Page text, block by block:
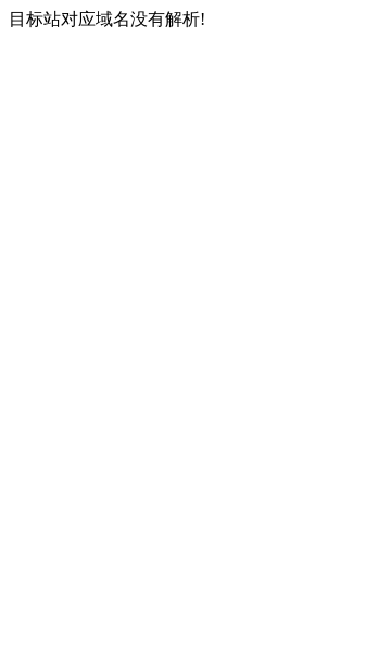
目标站对应域名没有解析!